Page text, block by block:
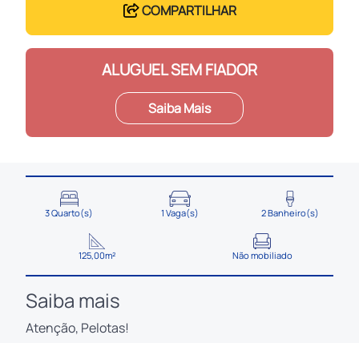
COMPARTILHAR
ALUGUEL SEM FIADOR
Saiba Mais
3 Quarto(s) 1 Vaga(s) 2 Banheiro(s)
125,00m² Não mobiliado
Saiba mais
Atenção, Pelotas!